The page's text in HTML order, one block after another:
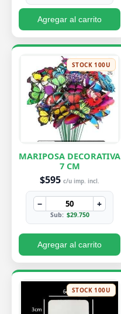
Agregar al carrito
STOCK 100U
MARIPOSA DECORATIVA
7 CM
$595 c/u imp. incl.
− +
Sub: $29.750
Agregar al carrito
STOCK 100U